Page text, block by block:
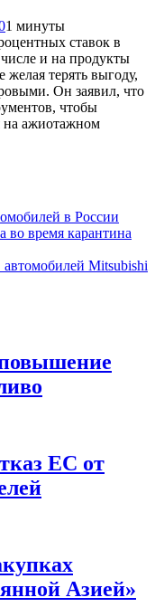
1 минуты
ставок в
и на продукты
терять выгоду,
Он заявил, что
чтобы
на ажиотажном
в России
во время карантина
Mitsubishi
ЕС от
Азией»